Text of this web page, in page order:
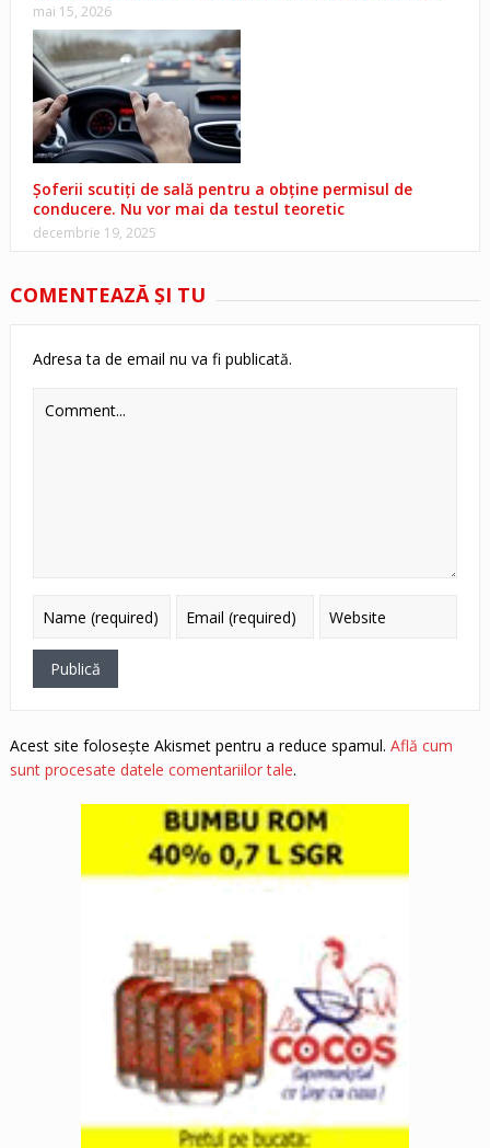
mai 15, 2026
Șoferii scutiți de sală pentru a obține permisul de
conducere. Nu vor mai da testul teoretic
decembrie 19, 2025
COMENTEAZĂ ŞI TU
Adresa ta de email nu va fi publicată.
Acest site folosește Akismet pentru a reduce spamul. Află cum
sunt procesate datele comentariilor tale.